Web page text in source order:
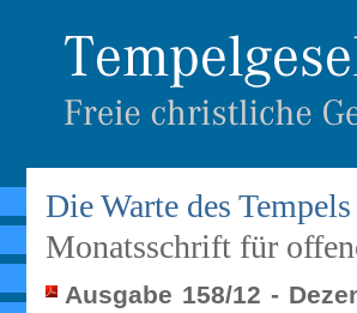
Die Warte des Tempels
Monatsschrift für
Ausgabe 158/12 -